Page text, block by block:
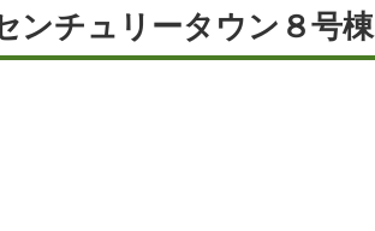
ンチュリータウン８号棟